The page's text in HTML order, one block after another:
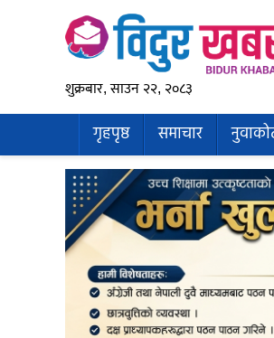
शुक्रबार, साउन २२, २०८३
गृहपृष्ठ समाचार